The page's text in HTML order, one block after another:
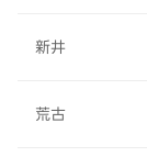
新井
荒古